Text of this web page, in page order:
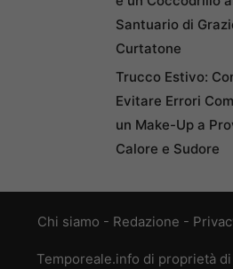
Santuario di
Curtatone
Trucco Estivo:
Evitare Errori
un Make-Up a
Calore e Sudore
Chi siamo - Redazione -
Temporeale.info di proprietà di